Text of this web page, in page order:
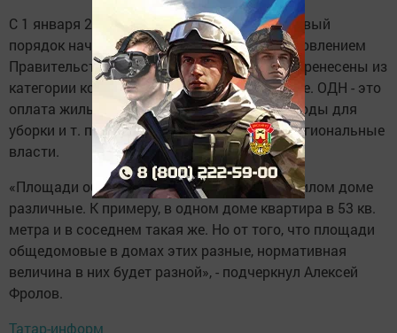
С 1 января 2017 года Россия перешла на новый
порядок начисления платы за ОДН. Постановлением
Правительства РФ общедомовые нужды перенесены из
категории коммунальных услуг в жилищные. ОДН - это
оплата жильцами освещения в подъезде, воды для
уборки и т. п. Норматив ОДН определяют региональные
власти.
«Площади общедомовых нужд в каждом жилом доме
различные. К примеру, в одном доме квартира в 53 кв.
метра и в соседнем такая же. Но от того, что площади
общедомовые в домах этих разные, нормативная
величина в них будет разной», - подчеркнул Алексей
Фролов.
Татар-информ